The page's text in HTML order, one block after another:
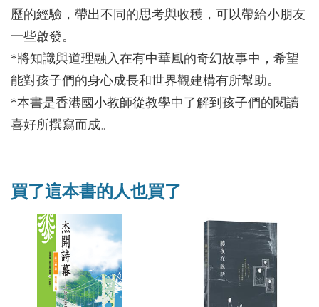
歷的經驗，帶出不同的思考與收穫，可以帶給小朋友
一些啟發。
*將知識與道理融入在有中華風的奇幻故事中，希望
能對孩子們的身心成長和世界觀建構有所幫助。
*本書是香港國小教師從教學中了解到孩子們的閱讀
喜好所撰寫而成。
買了這本書的人也買了